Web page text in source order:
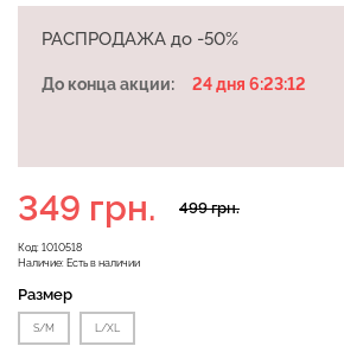
РАСПРОДАЖА до -50%
До конца акции: 24 дня 6:23:11
Код: 1010518
Наличие: Есть в наличии
499 грн.
349 грн.
Размер
S/M L/XL
талией TRACKS 01
384 грн.549 грн.
легкой
258 грн.